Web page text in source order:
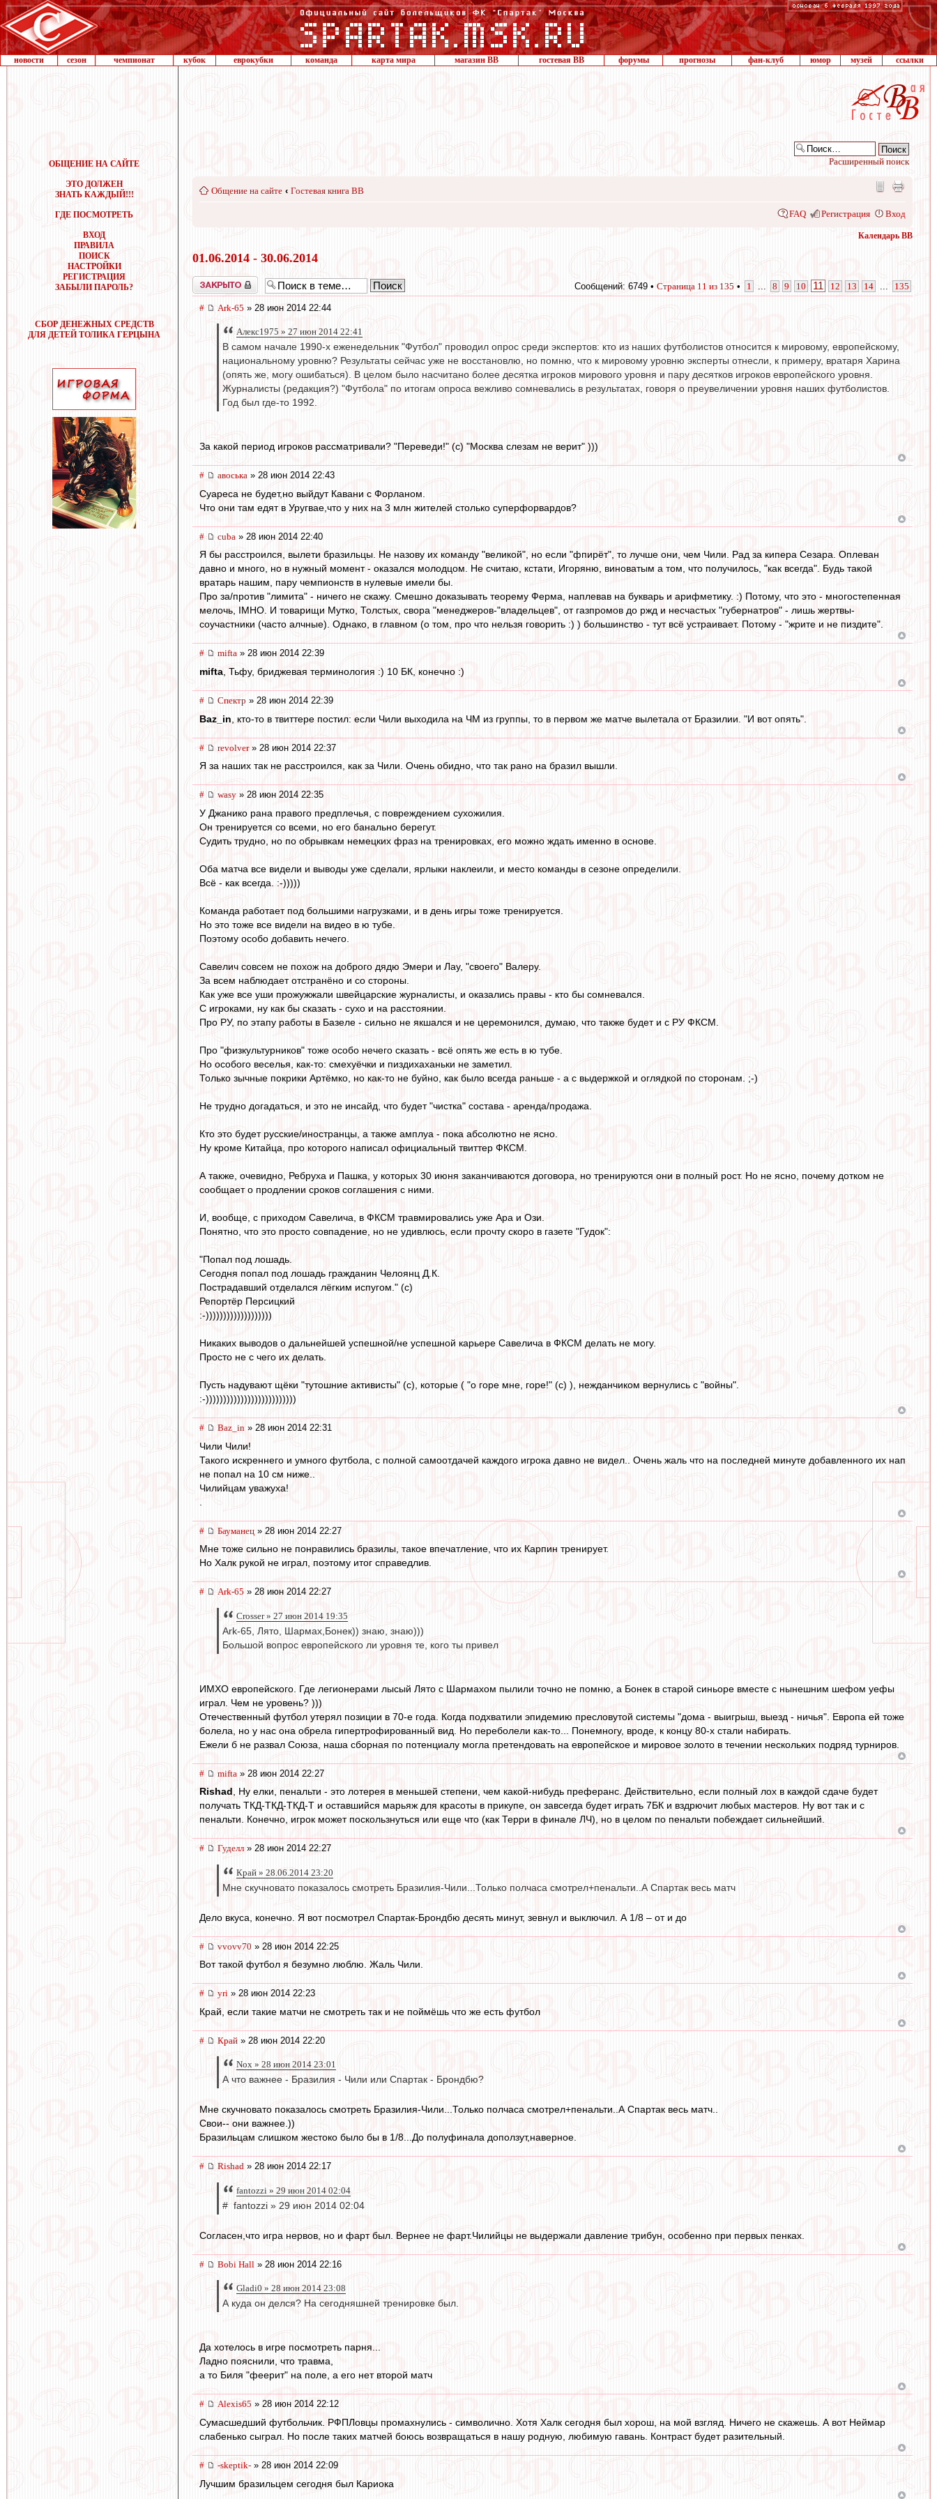
новости сезон чемпионат кубок еврокубки команда карта мира магазин ВВ гостевая ВВ форумы прогнозы фан-клуб юмор музей ссылки
ОБЩЕНИЕ НА САЙТЕ
ЭТО ДОЛЖЕН
ЗНАТЬ КАЖДЫЙ!!!
ГДЕ ПОСМОТРЕТЬ
ВХОД
ПРАВИЛА
ПОИСК
НАСТРОЙКИ
РЕГИСТРАЦИЯ
ЗАБЫЛИ ПАРОЛЬ?
СБОР ДЕНЕЖНЫХ СРЕДСТВ
ДЛЯ ДЕТЕЙ ТОЛИКА ГЕРЦЫНА
Расширенный поиск
Общение на сайте ‹ Гостевая книга ВВ
FAQ Регистрация Вход
Календарь ВВ
01.06.2014 - 30.06.2014
Закрыто Сообщений: 6749 • Страница 11 из 135 • 1 8 9 10 11 12 13 14 135
# Ark-65 » 28 июн 2014 22:44
Алекс1975 » 27 июн 2014 22:41
В самом начале 1990-х еженедельник "Футбол" проводил опрос среди экспертов: кто из наших футболистов относится к мировому, европейскому,
национальному уровню? Результаты сейчас уже не восстановлю, но помню, что к мировому уровню эксперты отнесли, к примеру, вратаря Харина
(опять же, могу ошибаться). В целом было насчитано более десятка игроков мирового уровня и пару десятков игроков европейского уровня.
Журналисты (редакция?) "Футбола" по итогам опроса вежливо сомневались в результатах, говоря о преувеличении уровня наших футболистов.
Год был где-то 1992.
За какой период игроков рассматривали? "Переведи!" (с) "Москва слезам не верит" )))
# авоська » 28 июн 2014 22:43
Суареса не будет,но выйдут Кавани с Форланом.
Что они там едят в Уругвае,что у них на 3 млн жителей столько суперфорвардов?
# cuba » 28 июн 2014 22:40
Я бы расстроился, вылети бразильцы. Не назову их команду "великой", но если "фпирёт", то лучше они, чем Чили. Рад за кипера Сезара. Оплеван
давно и много, но в нужный момент - оказался молодцом. Не считаю, кстати, Игоряню, виноватым а том, что получилось, "как всегда". Будь такой
вратарь нашим, пару чемпионств в нулевые имели бы.
Про за/против "лимита" - ничего не скажу. Смешно доказывать теорему Ферма, наплевав на букварь и арифметику. :) Потому, что это - многостепенная
мелочь, IMHO. И товарищи Мутко, Толстых, свора "менеджеров-"владельцев", от газпромов до ржд и несчастых "губернатров" - лишь жертвы-
соучастники (часто алчные). Однако, в главном (о том, про что нельзя говорить :) ) большинство - тут всё устраивает. Потому - "жрите и не пиздите".
# mifta » 28 июн 2014 22:39
mifta , Тьфу, бриджевая терминология :) 10 БК, конечно :)
# Спектр » 28 июн 2014 22:39
Baz_in , кто-то в твиттере постил: если Чили выходила на ЧМ из группы, то в первом же матче вылетала от Бразилии. "И вот опять".
# revolver» 28 июн 2014 22:37
Я за наших так не расстроился, как за Чили. Очень обидно, что так рано на бразил вышли.
# wasy » 28 июн 2014 22:35
У Джанико рана правого предплечья, с повреждением сухожилия.
Он тренируется со всеми, но его банально берегут.
Судить трудно, но по обрывкам немецких фраз на тренировках, его можно ждать именно в основе.
Оба матча все видели и выводы уже сделали, ярлыки наклеили, и место команды в сезоне определили.
Всё - как всегда. :-)))))
Команда работает под большими нагрузками, и в день игры тоже тренируется.
Но это тоже все видели на видео в ю тубе.
Поэтому особо добавить нечего.
Савелич совсем не похож на доброго дядю Эмери и Лау, "своего" Валеру.
За всем наблюдает отстранёно и со стороны.
Как уже все уши прожужжали швейцарские журналисты, и оказались правы - кто бы сомневался.
С игроками, ну как бы сказать - сухо и на расстоянии.
Про РУ, по этапу работы в Базеле - сильно не якшался и не церемонился, думаю, что также будет и с РУ ФКСМ.
Про "физкультурников" тоже особо нечего сказать - всё опять же есть в ю тубе.
Но особого веселья, как-то: смехуёчки и пиздихаханьки не заметил.
Только зычные покрики Артёмко, но как-то не буйно, как было всегда раньше - а с выдержкой и оглядкой по сторонам. ;-)
Не трудно догадаться, и это не инсайд, что будет "чистка" состава - аренда/продажа.
Кто это будет русские/иностранцы, а также амплуа - пока абсолютно не ясно.
Ну кроме Китайца, про которого написал официальный твиттер ФКСМ.
А также, очевидно, Ребруха и Пашка, у которых 30 июня заканчиваются договора, но тренируются они в полный рост. Но не ясно, почему дотком не
сообщает о продлении сроков соглашения с ними.
И, вообще, с приходом Савелича, в ФКСМ травмировались уже Ара и Ози.
Понятно, что это просто совпадение, но не удивлюсь, если прочту скоро в газете "Гудок":
"Попал под лошадь.
Сегодня попал под лошадь гражданин Челоянц Д.К.
Пострадавший отделался лёгким испугом." (с)
Репортёр Персицкий
:-)))))))))))))))))))
Никаких выводов о дальнейшей успешной/не успешной карьере Савелича в ФКСМ делать не могу.
Просто не с чего их делать.
Пусть надувают щёки "тутошние активисты" (с), которые ( "о горе мне, горе!" (с) ), нежданчиком вернулись с "войны".
:-))))))))))))))))))))))))))
# Baz_in » 28 июн 2014 22:31
Чили Чили!
Такого искреннего и умного футбола, с полной самоотдачей каждого игрока давно не видел.. Очень жаль что на последней минуте добавленного их нап
не попал на 10 см ниже..
Чилийцам уважуха!
# Бауманец » 28 июн 2014 22:27
Мне тоже сильно не понравились бразилы, такое впечатление, что их Карпин тренирует.
Но Халк рукой не играл, поэтому итог справедлив.
# Ark-65 » 28 июн 2014 22:27
Crosser » 27 июн 2014 19:35
Ark-65, Лято, Шармах,Бонек)) знаю, знаю)))
Большой вопрос европейского ли уровня те, кого ты привел
ИМХО европейского. Где легионерами лысый Лято с Шармахом пылили точно не помню, а Бонек в старой синьоре вместе с нынешним шефом уефы
играл. Чем не уровень? )))
Отечественный футбол утерял позиции в 70-е года. Когда подхватили эпидемию пресловутой системы "дома - выигрыш, выезд - ничья". Европа ей тоже
болела, но у нас она обрела гипертрофированный вид. Но переболели как-то... Понемногу, вроде, к концу 80-х стали набирать.
Ежели б не развал Союза, наша сборная по потенциалу могла претендовать на европейское и мировое золото в течении нескольких подряд турниров.
# mifta » 28 июн 2014 22:27
Rishad, Ну елки, пенальти - это лотерея в меньшей степени, чем какой-нибудь преферанс. Действительно, если полный лох в каждой сдаче будет
получать ТКД-ТКД-ТКД-Т и оставшийся марьяж для красоты в прикупе, он завсегда будет играть 7БК и вздрючит любых мастеров. Ну вот так и с
пенальти. Конечно, игрок может поскользнуться или еще что (как Терри в финале ЛЧ), но в целом по пенальти побеждает сильнейший.
# Гуделл » 28 июн 2014 22:27
Край » 28.06.2014 23:20
Мне скучновато показалось смотреть Бразилия-Чили...Только полчаса смотрел+пенальти..А Спартак весь матч
Дело вкуса, конечно. Я вот посмотрел Спартак-Брондбю десять минут, зевнул и выключил. А 1/8 – от и до
# vvovv70 » 28 июн 2014 22:25
Вот такой футбол я безумно люблю. Жаль Чили.
# yri » 28 июн 2014 22:23
Край, если такие матчи не смотреть так и не поймёшь что же есть футбол
# Край » 28 июн 2014 22:20
Nox » 28 июн 2014 23:01
А что важнее - Бразилия - Чили или Спартак - Брондбю?
Мне скучновато показалось смотреть Бразилия-Чили...Только полчаса смотрел+пенальти..А Спартак весь матч..
Свои-- они важнее.))
Бразильцам слишком жестоко было бы в 1/8...До полуфинала доползут,наверное.
# Rishad » 28 июн 2014 22:17
fantozzi » 29 июн 2014 02:04
# fantozzi » 29 июн 2014 02:04
Согласен,что игра нервов, но и фарт был. Вернее не фарт.Чилийцы не выдержали давление трибун, особенно при первых пенках.
# Bobi Hall » 28 июн 2014 22:16
Gladi0 » 28 июн 2014 23:08
А куда он делся? На сегодняшней тренировке был.
Да хотелось в игре посмотреть парня...
Ладно пояснили, что травма,
а то Биля "феерит" на поле, а его нет второй матч
# Alexis65 » 28 июн 2014 22:12
Сумасшедший футбольчик. РФПЛовцы промахнулись - символично. Хотя Халк сегодня был хорош, на мой взгляд. Ничего не скажешь. А вот Неймар
слабенько сыграл. Но после таких матчей боюсь возвращаться в нашу родную, любимую гавань. Контраст будет разительный.
# -skeptik- » 28 июн 2014 22:09
Лучшим бразильцем сегодня был Кариока